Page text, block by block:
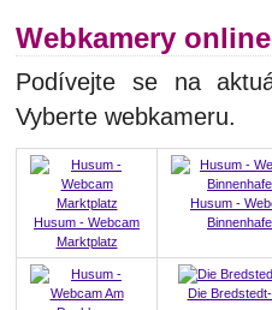
Webkamery
Podívejte se na
Vyberte webkameru.
Husum - Webcam
Marktplatz
Husum -
Die